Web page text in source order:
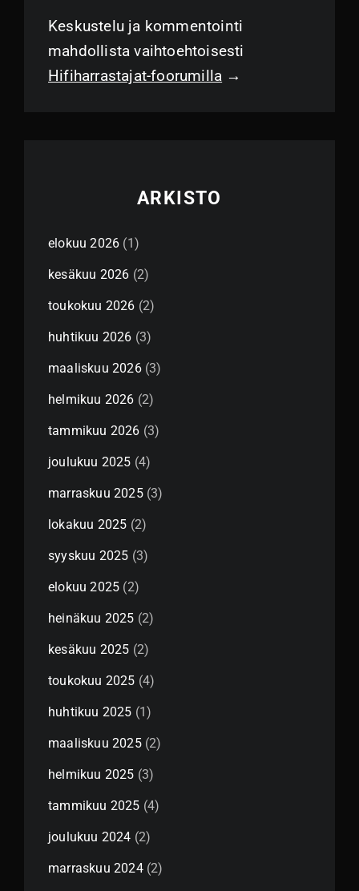
Keskustelu ja kommentointi
mahdollista vaihtoehtoisesti
Hifiharrastajat-foorumilla →
ARKISTO
elokuu 2026 (1)
kesäkuu 2026 (2)
toukokuu 2026 (2)
huhtikuu 2026 (3)
maaliskuu 2026(3)
helmikuu 2026 (2)
tammikuu 2026 (3)
joulukuu 2025 (4)
marraskuu 2025(3)
lokakuu 2025 (2)
syyskuu 2025 (3)
elokuu 2025 (2)
heinäkuu 2025 (2)
kesäkuu 2025 (2)
toukokuu 2025 (4)
huhtikuu 2025 (1)
maaliskuu 2025(2)
helmikuu 2025 (3)
tammikuu 2025 (4)
joulukuu 2024 (2)
marraskuu 2024(2)